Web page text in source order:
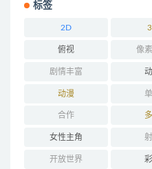
标签
2D
俯视 像
剧情丰富
动漫
合作
女性主角
开放世界